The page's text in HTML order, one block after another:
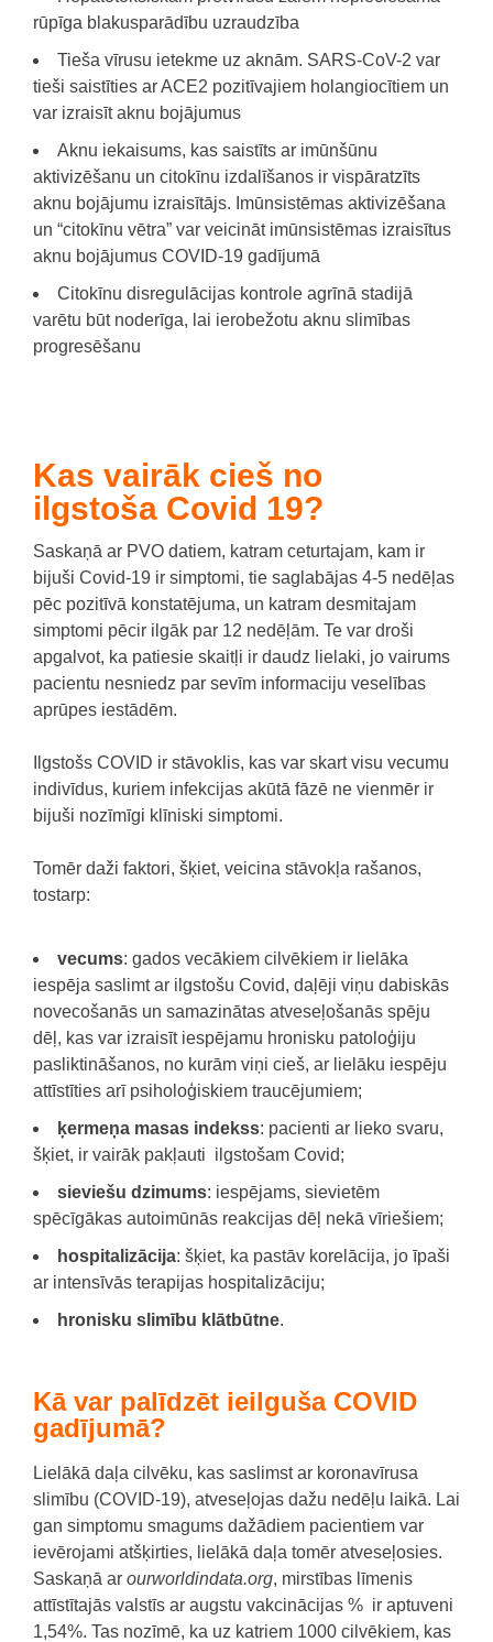
rūpīga blakusparādību uzraudzība
Tieša vīrusu ietekme uz aknām. SARS-CoV-2 var
tieši saistīties ar ACE2 pozitīvajiem holangiocītiem un
var izraisīt aknu bojājumus
Aknu iekaisums, kas saistīts ar imūnšūnu
aktivizēšanu un citokīnu izdalīšanos ir vispāratzīts
aknu bojājumu izraisītājs. Imūnsistēmas aktivizēšana
un “citokīnu vētra” var veicināt imūnsistēmas izraisītus
aknu bojājumus COVID-19 gadījumā
Citokīnu disregulācijas kontrole agrīnā stadijā
varētu būt noderīga, lai ierobežotu aknu slimības
progresēšanu
Kas vairāk cieš no
ilgstoša Covid 19?
Saskaņā ar PVO datiem, katram ceturtajam, kam ir
bijuši Covid-19 ir simptomi, tie saglabājas 4-5 nedēļas
pēc pozitīvā konstatējuma, un katram desmitajam
simptomi pēcir ilgāk par 12 nedēļām. Te var droši
apgalvot, ka patiesie skaitļi ir daudz lielaki, jo vairums
pacientu nesniedz par sevīm informaciju veselības
aprūpes iestādēm.
Ilgstošs COVID ir stāvoklis, kas var skart visu vecumu
indivīdus, kuriem infekcijas akūtā fāzē ne vienmēr ir
bijuši nozīmīgi klīniski simptomi.
Tomēr daži faktori, šķiet, veicina stāvokļa rašanos,
tostarp:
vecums: gados vecākiem cilvēkiem ir lielāka
iespēja saslimt ar ilgstošu Covid, daļēji viņu dabiskās
novecošanās un samazinātas atveseļošanās spēju
dēļ, kas var izraisīt iespējamu hronisku patoloģiju
pasliktināšanos, no kurām viņi cieš, ar lielāku iespēju
attīstīties arī psiholoģiskiem traucējumiem;
ķermeņa masas indekss: pacienti ar lieko svaru,
šķiet, ir vairāk pakļauti ilgstošam Covid;
sieviešu dzimums: iespējams, sievietēm
spēcīgākas autoimūnās reakcijas dēļ nekā vīriešiem;
hospitalizācija: šķiet, ka pastāv korelācija, jo īpaši
ar intensīvās terapijas hospitalizāciju;
hronisku slimību klātbūtne.
Kā var palīdzēt ieilguša COVID
gadījumā?
Lielākā daļa cilvēku, kas saslimst ar koronavīrusa
slimību (COVID-19), atveseļojas dažu nedēļu laikā. Lai
gan simptomu smagums dažādiem pacientiem var
ievērojami atšķirties, lielākā daļa tomēr atveseļosies.
Saskaņā ar ourworldindata.org, mirstības līmenis
attīstītajās valstīs ar augstu vakcinācijas % ir aptuveni
1,54%. Tas nozīmē, ka uz katriem 1000 cilvēkiem, kas